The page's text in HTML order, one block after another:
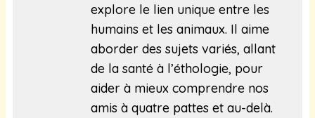
explore le lien unique entre les
humains et les animaux. Il aime
aborder des sujets variés, allant
de la santé à l’éthologie, pour
aider à mieux comprendre nos
amis à quatre pattes et au-delà.